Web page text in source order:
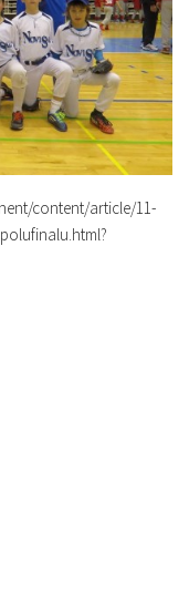
content/article/11-